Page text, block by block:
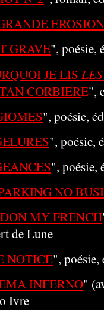
EROSION
GRAVE", poésie,
JE LIS
CORBIERE",
", poésie,
", poésie,
", poésie,
NO
MY FRENCH
de Lune
NOTICE", poésie,
INFERNO"
Ivre